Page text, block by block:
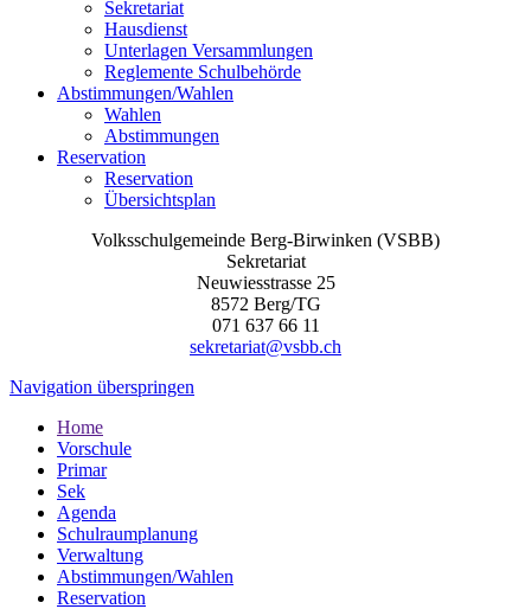
Sekretariat
Hausdienst
Unterlagen Versammlungen
Reglemente Schulbehörde
Abstimmungen/Wahlen
Wahlen
Abstimmungen
Reservation
Reservation
Übersichtsplan
Volksschulgemeinde Berg-Birwinken (VSBB)
Sekretariat
Neuwiesstrasse 25
8572 Berg/TG
071 637 66 11
sekretariat@vsbb.ch
Navigation überspringen
Home
Vorschule
Primar
Sek
Agenda
Schulraumplanung
Verwaltung
Abstimmungen/Wahlen
Reservation